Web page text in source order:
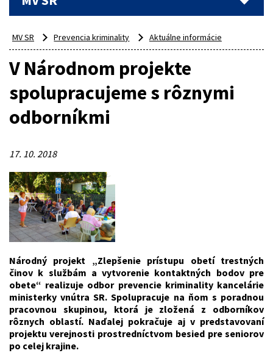
MV SR Prevencia kriminality Aktuálne informácie
V Národnom projekte
spolupracujeme s rôznymi
odborníkmi
17. 10. 2018
Národný projekt „Zlepšenie prístupu obetí trestných
činov k službám a vytvorenie kontaktných bodov pre
obete“ realizuje odbor prevencie kriminality kancelárie
ministerky vnútra SR. Spolupracuje na ňom s poradnou
pracovnou skupinou, ktorá je zložená z odborníkov
rôznych oblastí. Naďalej pokračuje aj v predstavovaní
projektu verejnosti prostredníctvom besied pre seniorov
po celej krajine.